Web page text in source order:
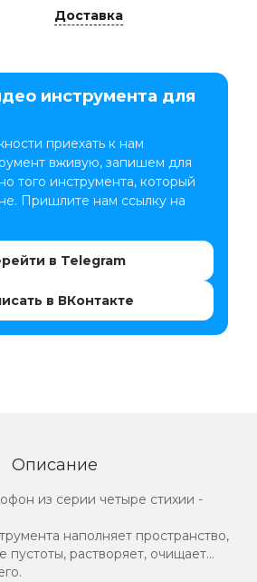
Доставка
инструмента для
приехать к нам
вживую, запишем для
того инструмента, который
Пришлите нам ссылку на
в Telegram
в ВКонтакте
Описание
из серии четыре стихии -
наполняет пространство,
пустоты, растворяет, очищает...